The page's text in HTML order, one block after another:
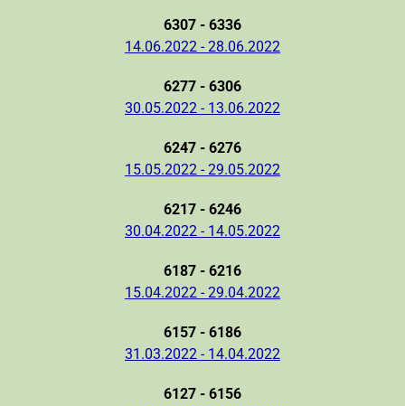
6307 - 6336
14.06.2022 - 28.06.2022
6277 - 6306
30.05.2022 - 13.06.2022
6247 - 6276
15.05.2022 - 29.05.2022
6217 - 6246
30.04.2022 - 14.05.2022
6187 - 6216
15.04.2022 - 29.04.2022
6157 - 6186
31.03.2022 - 14.04.2022
6127 - 6156